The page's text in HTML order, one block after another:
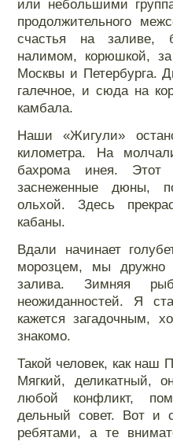
или небольшими
продолжительного
счастья на заливе,
налимом, корюшкой,
Москвы и Петербурга.
галечное, и сюда на
камбала.
Наши «Жигули»
километра. На
бахрома инея. Этот
заснеженные дюны,
ольхой. Здесь
кабаны.
Вдали начинает
морозцем, мы дружно
залива. Зимняя
неожиданностей. Я
кажется
знакомо.
Такой человек, как наш
Мягкий, деликатный,
любой конфликт,
дельный совет. Вот и
ребятами, а те